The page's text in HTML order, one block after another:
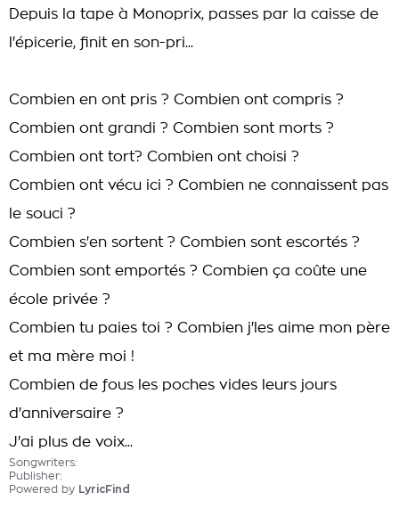
Depuis la tape à Monoprix, passes par la caisse de
l'épicerie, finit en son-pri...
Combien en ont pris ? Combien ont compris ?
Combien ont grandi ? Combien sont morts ?
Combien ont tort? Combien ont choisi ?
Combien ont vécu ici ? Combien ne connaissent pas
le souci ?
Combien s'en sortent ? Combien sont escortés ?
Combien sont emportés ? Combien ça coûte une
école privée ?
Combien tu paies toi ? Combien j'les aime mon père
et ma mère moi !
Combien de fous les poches vides leurs jours
d'anniversaire ?
J'ai plus de voix...
Songwriters:
Publisher:
Powered by LyricFind